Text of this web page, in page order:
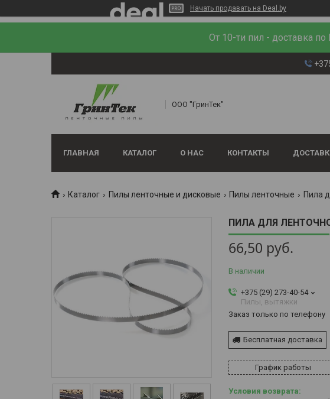
Начать продавать на Deal.by
От 10-ти пил - доставка
ООО "ГринТек"
ГЛАВНАЯ КАТАЛОГ О НАС КОНТАКТЫ
Каталог Пилы ленточные и дисковые Пилы ленточные Пила
ПИЛА ДЛЯ
66,50 руб.
В наличии
+375 (29) 273-40-54
Пилы, вытяжки
Заказ только по телефону
Бесплатная доставка
График работы